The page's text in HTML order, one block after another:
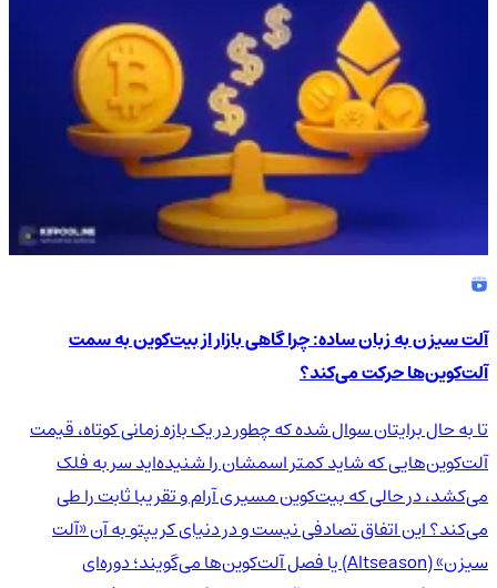
آلت سیزن به زبان ساده: چرا گاهی بازار از بیت‌کوین به سمت
آلت‌کوین‌ها حرکت می‌کند؟
تا به حال برایتان سوال شده که چطور در یک بازه زمانی کوتاه، قیمت
آلت‌کوین‌هایی که شاید کمتر اسمشان را شنیده‌اید سر به فلک
می‌کشد، در حالی که بیت‌کوین مسیری آرام و تقریبا ثابت را طی
می‌کند؟ این اتفاق تصادفی نیست و در دنیای کریپتو به آن «آلت
سیزن» (Altseason) یا فصل آلت‌کوین‌ها می‌گویند؛ دوره‌ای